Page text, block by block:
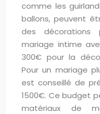
comme les
ballons, peuvent
des décorations
mariage intime
300€ pour la
Pour un mariage
est conseillé de
1500€. Ce budget
matériaux de